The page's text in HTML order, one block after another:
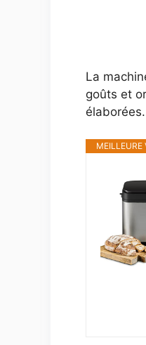
La
goûts et
élaborées.
MEILLEURE